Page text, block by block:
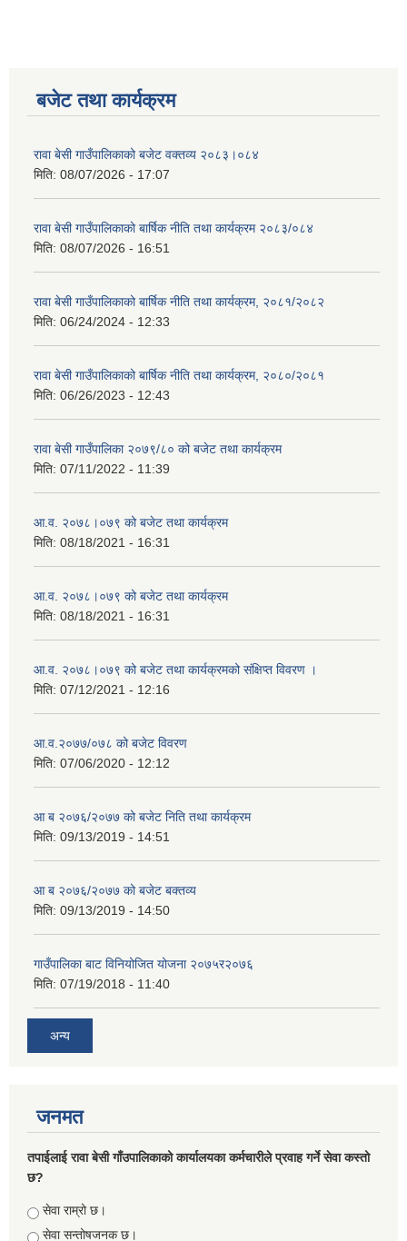
बजेट तथा कार्यक्रम
रावा बेसी गाउँपालिकाको बजेट वक्तव्य २०८३।०८४
मिति: 08/07/2026 - 17:07
रावा बेसी गाउँपालिकाको बार्षिक नीति तथा कार्यक्रम २०८३/०८४
मिति: 08/07/2026 - 16:51
रावा बेसी गाउँपालिकाको बार्षिक नीति तथा कार्यक्रम, २०८१/२०८२
मिति: 06/24/2024 - 12:33
रावा बेसी गाउँपालिकाको बार्षिक नीति तथा कार्यक्रम, २०८०/२०८१
मिति: 06/26/2023 - 12:43
रावा बेसी गाउँपालिका २०७९/८० को बजेट तथा कार्यक्रम
मिति: 07/11/2022 - 11:39
आ.व. २०७८।०७९ को बजेट तथा कार्यक्रम
मिति: 08/18/2021 - 16:31
आ.व. २०७८।०७९ को बजेट तथा कार्यक्रम
मिति: 08/18/2021 - 16:31
आ.व. २०७८।०७९ को बजेट तथा कार्यक्रमको संक्षिप्त विवरण ।
मिति: 07/12/2021 - 12:16
आ.व.२०७७/०७८ को बजेट विवरण
मिति: 07/06/2020 - 12:12
आ ब २०७६/२०७७ को बजेट निति तथा कार्यक्रम
मिति: 09/13/2019 - 14:51
आ ब २०७६/२०७७ को बजेट बक्तव्य
मिति: 09/13/2019 - 14:50
गाउँपालिका बाट विनियोजित योजना २०७५र२०७६
मिति: 07/19/2018 - 11:40
अन्य
जनमत
तपाईलाई रावा बेसी गाँउपालिकाको कार्यालयका कर्मचारीले प्रवाह गर्ने सेवा कस्तो
छ?
Choices
सेवा राम्रो छ।
सेवा सन्तोषजनक छ।